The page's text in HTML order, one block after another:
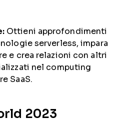
Ottieni approfondimenti
serverless, impara
e crea relazioni con altri
nel computing
SaaS.
2023